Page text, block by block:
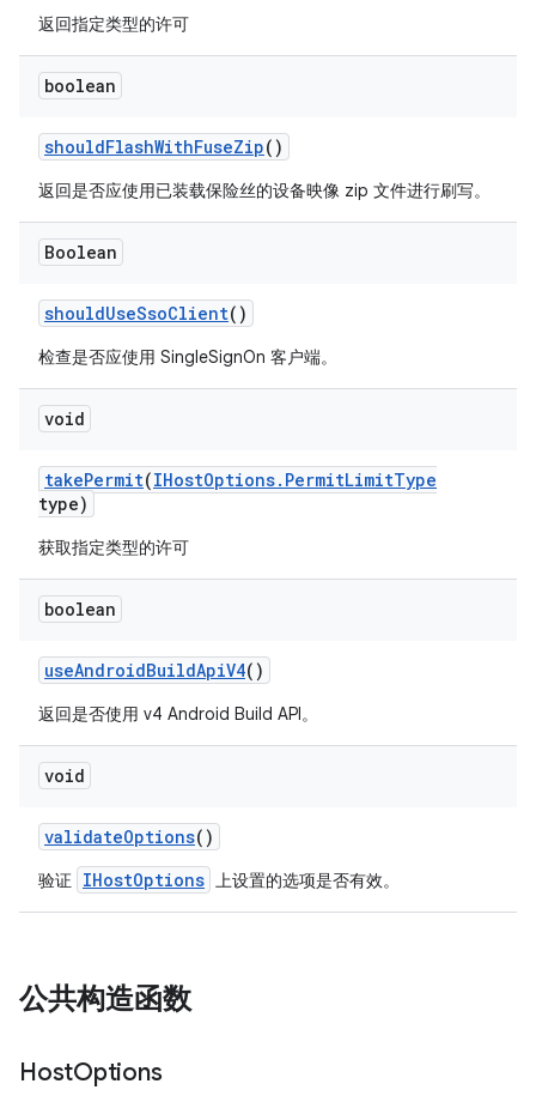
返回指定类型的许可
boolean
shouldFlashWithFuseZip()
返回是否应使用已装载保险丝的设备映像 zip 文件进行刷写。
Boolean
shouldUseSsoClient()
检查是否应使用 SingleSignOn 客户端。
void
takePermit(IHostOptions. PermitLimitType
type)
获取指定类型的许可
boolean
useAndroidBuildApiV4()
返回是否使用 v4 Android Build API。
void
validateOptions()
验证 IHostOptions 上设置的选项是否有效。
公共构造函数
HostOptions